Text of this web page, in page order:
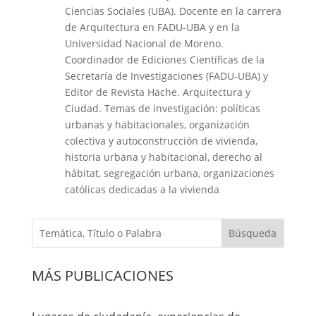
Ciencias Sociales (UBA). Docente en la carrera
de Arquitectura en FADU-UBA y en la
Universidad Nacional de Moreno.
Coordinador de Ediciones Científicas de la
Secretaría de Investigaciones (FADU-UBA) y
Editor de Revista Hache. Arquitectura y
Ciudad. Temas de investigación: políticas
urbanas y habitacionales, organización
colectiva y autoconstrucción de vivienda,
historia urbana y habitacional, derecho al
hábitat, segregación urbana, organizaciones
católicas dedicadas a la vivienda
MÁS PUBLICACIONES